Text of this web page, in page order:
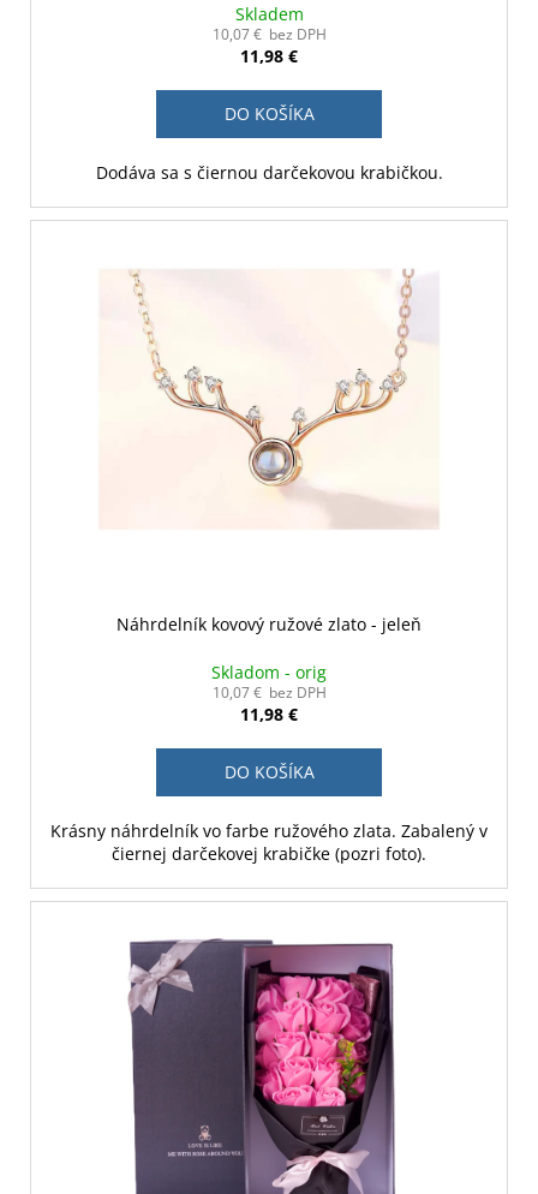
Skladem
10,07 € bez DPH
11,98 €
DO KOŠÍKA
Dodáva sa s čiernou darčekovou krabičkou.
Náhrdelník kovový ružové zlato - jeleň
Skladom - orig
10,07 € bez DPH
11,98 €
DO KOŠÍKA
Krásny náhrdelník vo farbe ružového zlata. Zabalený v
čiernej darčekovej krabičke (pozri foto).